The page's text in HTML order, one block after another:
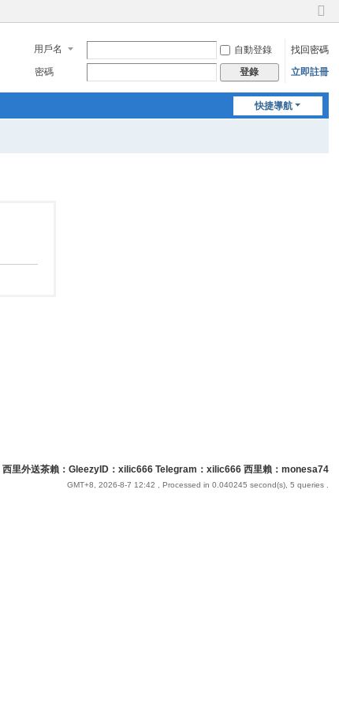
切
到
窄
用戶名 自動登錄
找回密碼
密碼
登錄 立即註冊
快捷導航
西里外送茶賴：GleezyID：xilic666 Telegram：xilic666 西里賴：monesa74
GMT+8, 2026-8-7 12:42 , Processed in 0.040245 second(s), 5 queries .